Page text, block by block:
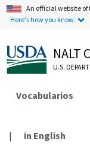
An official website
Here's how you know.
NALT
U.S.
Vocabularios
| in English